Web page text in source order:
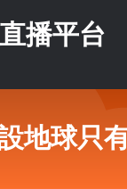
播平台
地球只